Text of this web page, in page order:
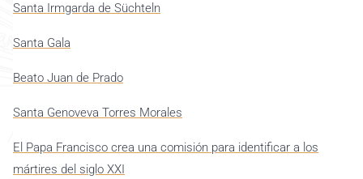
Santa Irmgarda de Süchteln
Santa Gala
Beato Juan de Prado
Santa Genoveva Torres Morales
El Papa Francisco crea una comisión para identificar a los
mártires del siglo XXI